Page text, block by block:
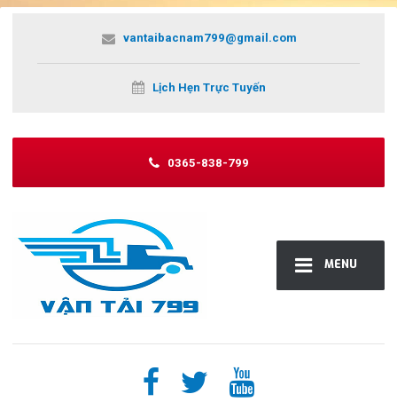
MENU
vantaibacnam799@gmail.com
Lịch Hẹn Trực Tuyến
0365-838-799